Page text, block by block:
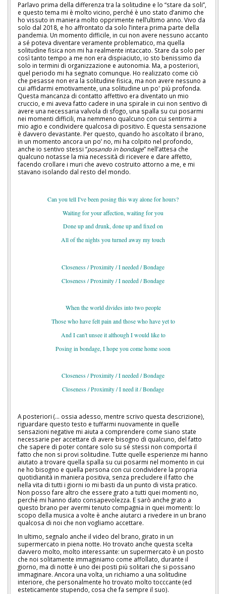
Parlavo prima della differenza tra la solitudine e lo “stare da soli”,
e questo tema mi è molto vicino, perché è uno stato d’animo che
ho vissuto in maniera molto opprimente nell’ultimo anno. Vivo da
solo dal 2018, e ho affrontato da solo l’intera prima parte della
pandemia. Un momento difficile, in cui non avere nessuno accanto
a sé poteva diventare veramente problematico, ma quella
solitudine fisica non mi ha realmente intaccato. Stare da solo per
così tanto tempo a me non era dispiaciuto, io sto benissimo da
solo in termini di organizzazione e autonomia. Ma, a posteriori,
quel periodo mi ha segnato comunque. Ho realizzato come ciò
che pesasse non era la solitudine fisica, ma non avere nessuno a
cui affidarmi emotivamente, una solitudine un po' più profonda.
Questa mancanza di contatto affettivo era diventato un mio
cruccio, e mi aveva fatto cadere in una spirale in cui non sentivo di
avere una necessaria valvola di sfogo, una spalla su cui posarmi
nei momenti difficili, ma nemmeno qualcuno con cui sentirmi a
mio agio e condividere qualcosa di positivo. E questa sensazione
è davvero devastante. Per questo, quando ho ascoltato il brano,
in un momento ancora un po’ no, mi ha colpito nel profondo,
anche io sentivo stessi “posando in bondage” nell’attesa che
qualcuno notasse la mia necessità di ricevere e dare affetto,
facendo crollare i muri che avevo costruito attorno a me, e mi
stavano isolando dal resto del mondo.
Can you tell I've been posing this way alone for hours?
Waiting for your affection, waiting for you
Done up and drunk, done up and fixed on
All of the nights you turned away my touch
Closeness / Proximity / I needed / Bondage
Closeness / Proximity / I needed / Bondage
When the world divides into two people
Those who have felt pain and those who have yet to
And I can't unsee it although I would like to
Posing in bondage, I hope you come home soon
Closeness / Proximity / I needed / Bondage
Closeness / Proximity / I need it / Bondage
A posteriori (… ossia adesso, mentre scrivo questa descrizione),
riguardare questo testo e tuffarmi nuovamente in quelle
sensazioni negative mi aiuta a comprendere come siano state
necessarie per accettare di avere bisogno di qualcuno, del fatto
che sapere di poter contare solo su sé stessi non comporta il
fatto che non si provi solitudine. Tutte quelle esperienze mi hanno
aiutato a trovare quella spalla su cui posarmi nel momento in cui
ne ho bisogno e quella persona con cui condividere la propria
quotidianità in maniera positiva, senza precludere il fatto che
nella vita di tutti i giorni io mi basti da un punto di vista pratico.
Non posso fare altro che essere grato a tutti quei momenti no,
perché mi hanno dato consapevolezza. E sarò anche grato a
questo brano per avermi tenuto compagnia in quei momenti: lo
scopo della musica a volte è anche aiutarci a rivedere in un brano
qualcosa di noi che non vogliamo accettare.
In ultimo, segnalo anche il video del brano, girato in un
supermercato in piena notte. Ho trovato anche questa scelta
davvero molto, molto interessante: un supermercato è un posto
che noi solitamente immaginiamo come affollato, durante il
giorno, ma di notte è uno dei posti più solitari che si possano
immaginare. Ancora una volta, un richiamo a una solitudine
interiore, che personalmente ho trovato molto tocccante (ed
esteticamente stupendo, cosa che fa sempre il suo).